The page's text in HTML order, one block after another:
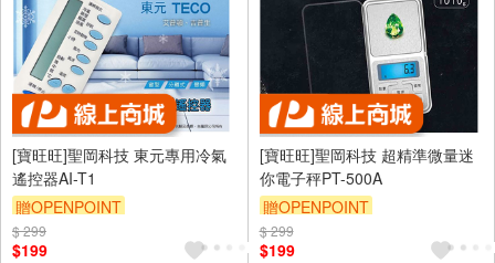
[寶旺旺]聖岡科技 東元專用冷氣
遙控器AI-T1
贈OPENPOINT
$ 299
$199
[寶旺旺]聖岡科技 超精準微量迷
你電子秤PT-500A
贈OPENPOINT
$ 299
$199